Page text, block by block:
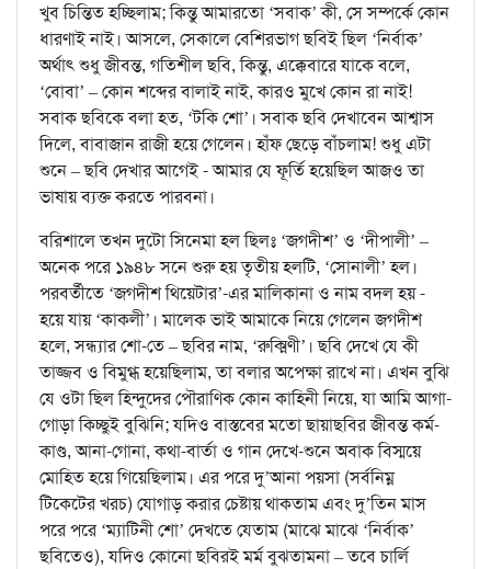
খুব চিন্তিত হচ্ছিলাম; কিন্তু আমারতো ‘সবাক’ কী, সে সম্পর্কে কোন
ধারণাই নাই। আসলে, সেকালে বেশিরভাগ ছবিই ছিল ‘নির্বাক’
অর্থাৎ শুধু জীবন্ত, গতিশীল ছবি, কিন্তু, এক্কেবারে যাকে বলে,
‘বোবা’ – কোন শব্দের বালাই নাই, কারও মুখে কোন রা নাই!
সবাক ছবিকে বলা হত, ‘টকি শো’। সবাক ছবি দেখাবেন আশ্বাস
দিলে, বাবাজান রাজী হয়ে গেলেন। হাঁফ ছেড়ে বাঁচলাম! শুধু এটা
শুনে – ছবি দেখার আগেই - আমার যে ফূর্তি হয়েছিল আজও তা
ভাষায় ব্যক্ত করতে পারবনা।
বরিশালে তখন দুটো সিনেমা হল ছিলঃ ‘জগদীশ’ ও ‘দীপালী’ –
অনেক পরে ১৯৪৮ সনে শুরু হয় তৃতীয় হলটি, ‘সোনালী’ হল।
পরবর্তীতে ‘জগদীশ থিয়েটার’-এর মালিকানা ও নাম বদল হয় -
হয়ে যায় ‘কাকলী’। মালেক ভাই আমাকে নিয়ে গেলেন জগদীশ
হলে, সন্ধ্যার শো-তে – ছবির নাম, ‘রুক্মিণী’। ছবি দেখে যে কী
তাজ্জব ও বিমুগ্ধ হয়েছিলাম, তা বলার অপেক্ষা রাখে না। এখন বুঝি
যে ওটা ছিল হিন্দুদের পৌরাণিক কোন কাহিনী নিয়ে, যা আমি আগা-
গোড়া কিচ্ছুই বুঝিনি; যদিও বাস্তবের মতো ছায়াছবির জীবন্ত কর্ম-
কাণ্ড, আনা-গোনা, কথা-বার্তা ও গান দেখে-শুনে অবাক বিস্ময়ে
মোহিত হয়ে গিয়েছিলাম। এর পরে দু’আনা পয়সা (সর্বনিম্ন
টিকেটের খরচ) যোগাড় করার চেষ্টায় থাকতাম এবং দু’তিন মাস
পরে পরে ‘ম্যাটিনী শো’ দেখতে যেতাম (মাঝে মাঝে ‘নির্বাক’
ছবিতেও), যদিও কোনো ছবিরই মর্ম বুঝতামনা – তবে চার্লি